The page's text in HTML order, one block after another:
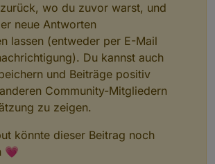
wo du zuvor warst, und
neue Antworten
lassen (entweder per E-Mail
Du kannst auch
und Beiträge positiv
Community-Mitgliedern
zu zeigen.
könnte dieser Beitrag noch
💗